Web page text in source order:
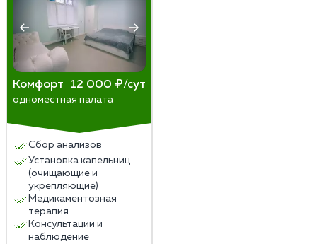
Комфорт 12 000 ₽/сут
одноместная палата
Сбор анализов
Установка капельниц
(очищающие и
укрепляющие)
Медикаментозная
терапия
Консультации и
наблюдение